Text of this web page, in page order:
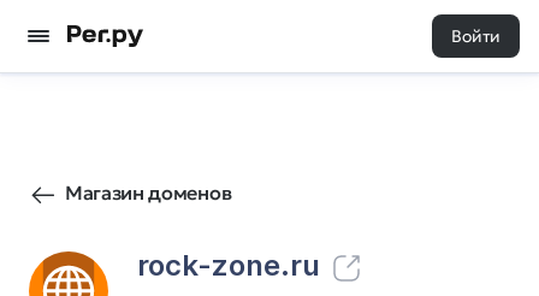
Войти
Магазин доменов
rock-zone.ru
2434 0